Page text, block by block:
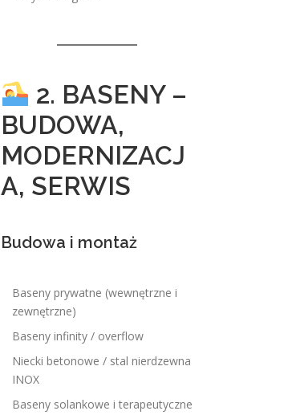
2. BASENY –
BUDOWA,
MODERNIZACJ
A, SERWIS
Budowa i montaż
Baseny prywatne (wewnętrzne i
zewnętrzne)
Baseny infinity / overflow
Niecki betonowe / stal nierdzewna
INOX
Baseny solankowe i terapeutyczne